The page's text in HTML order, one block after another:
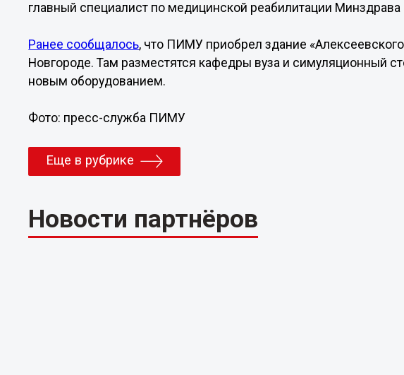
главный специалист по медицинской реабилитации
Ранее сообщалось, что ПИМУ приобрел здание
Новгороде. Там разместятся кафедры вуза и симуляционный
новым оборудованием.
Фото: пресс-служба ПИМУ
Еще в рубрике
Новости партнёров